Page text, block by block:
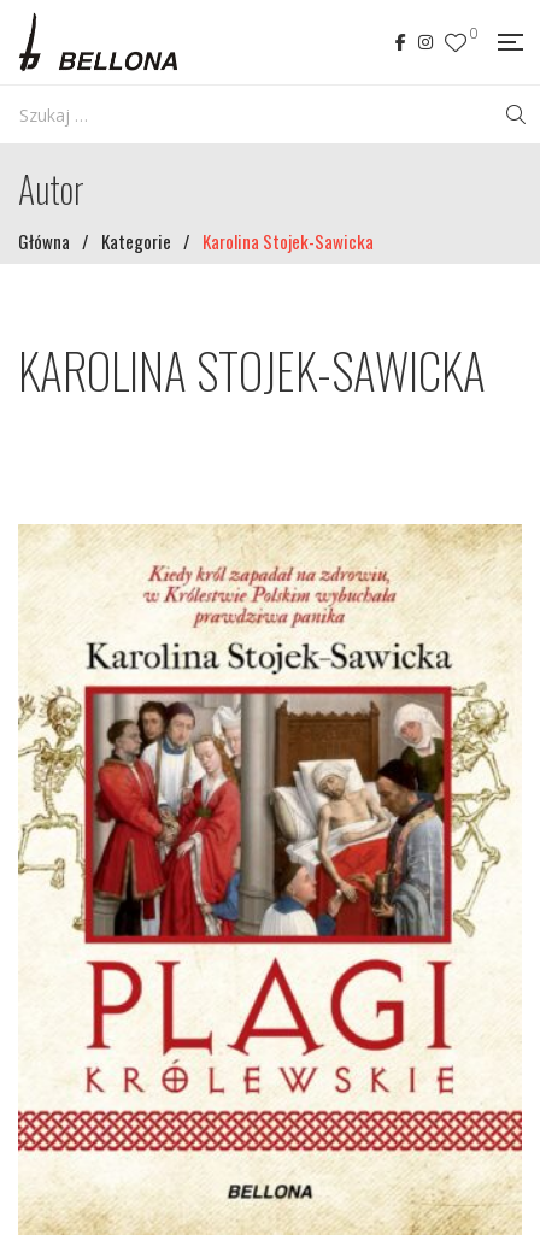
0
Autor
Główna / Kategorie / Karolina Stojek-Sawicka
KAROLINA STOJEK-SAWICKA